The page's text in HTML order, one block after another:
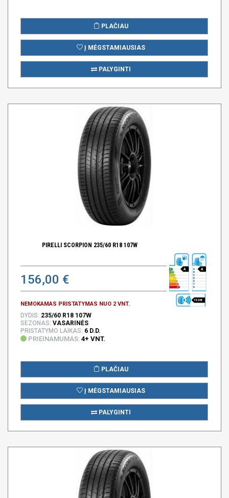
PLAČIAU
Į MĖGSTAMIAUSIAS
PALYGINTI
PIRELLI SCORPION 235/60 R18 107W
156,00 €
NEMOKAMAS PRISTATYMAS NUO 2 VNT.
A A
70 DB
DYDIS: 235/60 R18 107W
SEZONAS: VASARINĖS
PRISTATYMO LAIKAS: 6 D.D.
PRIEINAMUMAS: 4+ VNT.
PLAČIAU
Į MĖGSTAMIAUSIAS
PALYGINTI